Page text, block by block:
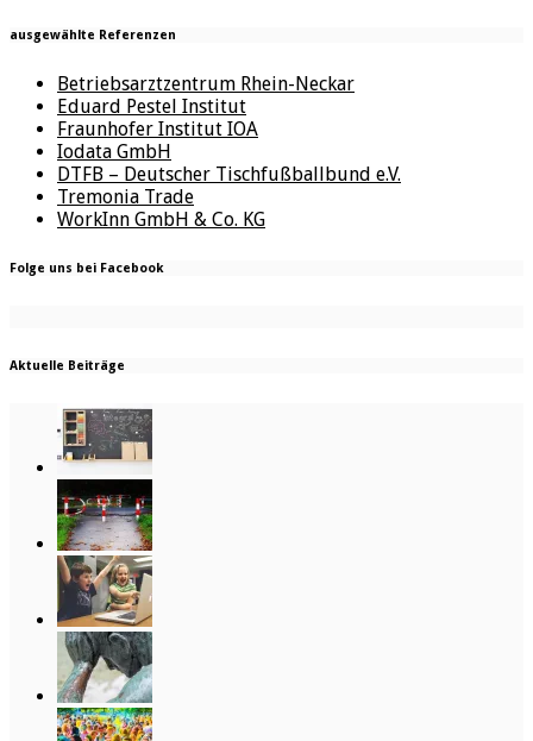
ausgewählte Referenzen
Betriebsarztzentrum Rhein-Neckar
Eduard Pestel Institut
Fraunhofer Institut IOA
Iodata GmbH
DTFB – Deutscher Tischfußballbund e.V.
Tremonia Trade
WorkInn GmbH & Co. KG
Folge uns bei Facebook
Aktuelle Beiträge